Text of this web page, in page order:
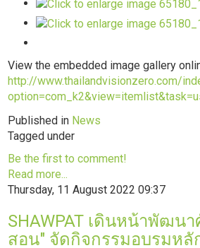
View the embedded image gallery
http://www.thailandvisionzero.com/
Published in News
Tagged under
Be the first to comment!
Read more...
Thursday, 11 August 2022 09:37
SHAWPAT เดินหน้าพัฒน
สอน" จัดกิจกรรมอบรมหลั